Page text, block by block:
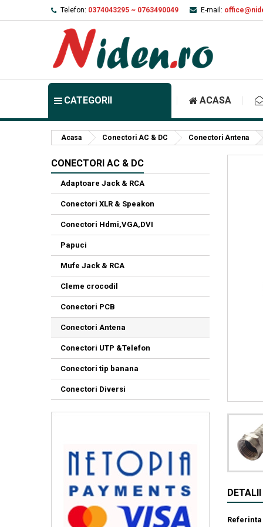
Telefon: 0374043295 ~ 0763490049 E-mail:
CATEGORII ACASA
Acasa Conectori AC & DC Conectori Antena
CONECTORI AC & DC
Adaptoare Jack & RCA
Conectori XLR & Speakon
Conectori Hdmi,VGA,DVI
Papuci
Mufe Jack & RCA
Cleme crocodil
Conectori PCB
Conectori Antena
Conectori UTP &Telefon
Conectori tip banana
Conectori Diversi
Referinta